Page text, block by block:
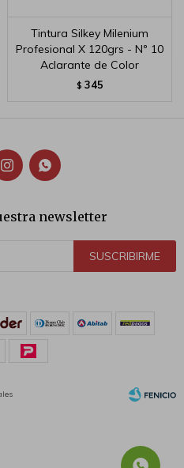
Tintura Silkey Milenium
Profesional X 120grs - Nº 10
Aclarante de Color
$ 345
 
newsletter
SUSCRIBIRME